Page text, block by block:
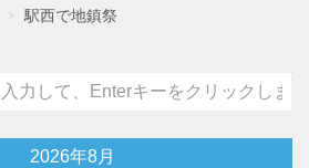
駅西で地鎮祭
2026年8月